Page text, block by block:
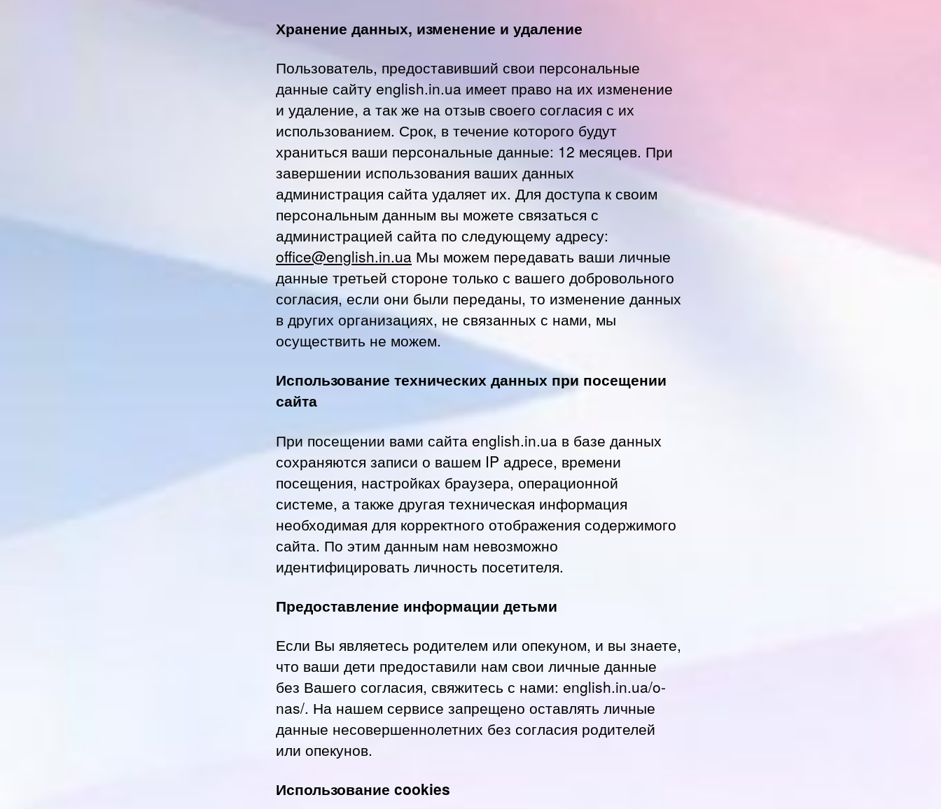
Хранение данных, изменение и удаление
Пользователь, предоставивший свои персональные
данные сайту english.in.ua имеет право на их изменение
и удаление, а так же на отзыв своего согласия с их
использованием. Срок, в течение которого будут
храниться ваши персональные данные: 12 месяцев. При
завершении использования ваших данных
администрация сайта удаляет их. Для доступа к своим
персональным данным вы можете связаться с
администрацией сайта по следующему адресу:
office@english.in.ua Мы можем передавать ваши личные
данные третьей стороне только с вашего добровольного
согласия, если они были переданы, то изменение данных
в других организациях, не связанных с нами, мы
осуществить не можем.
Использование технических данных при посещении
сайта
При посещении вами сайта english.in.ua в базе данных
сохраняются записи о вашем IP адресе, времени
посещения, настройках браузера, операционной
системе, а также другая техническая информация
необходимая для корректного отображения содержимого
сайта. По этим данным нам невозможно
идентифицировать личность посетителя.
Предоставление информации детьми
Если Вы являетесь родителем или опекуном, и вы знаете,
что ваши дети предоставили нам свои личные данные
без Вашего согласия, свяжитесь с нами: english.in.ua/o-
nas/. На нашем сервисе запрещено оставлять личные
данные несовершеннолетних без согласия родителей
или опекунов.
Использование cookies